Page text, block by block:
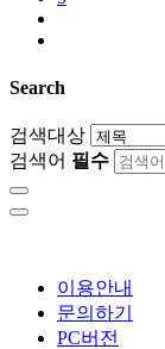
Search
검색대상
검색어 필수
이용안내
문의하기
PC버전